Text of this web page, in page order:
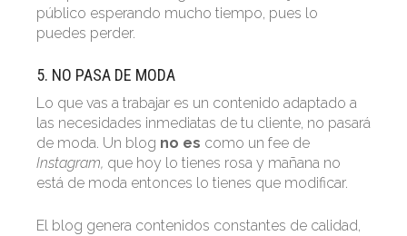
público esperando mucho tiempo, pues lo
puedes perder.
5. NO PASA DE MODA
Lo que vas a trabajar es un contenido adaptado a
las necesidades inmediatas de tu cliente, no pasará
de moda. Un blog no es como un fee de
Instagram, que hoy lo tienes rosa y mañana no
está de moda entonces lo tienes que modificar.
El blog genera contenidos constantes de calidad,